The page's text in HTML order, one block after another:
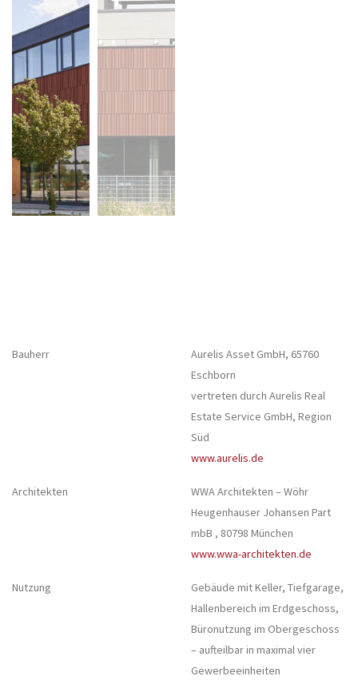
Bauherr
Aurelis Asset GmbH, 65760
Eschborn
vertreten durch Aurelis Real
Estate Service GmbH, Region
Süd
www.aurelis.de
Architekten
WWA Architekten – Wöhr
Heugenhauser Johansen Part
mbB , 80798 München
www.wwa-architekten.de
Nutzung
Gebäude mit Keller, Tiefgarage,
Hallenbereich im Erdgeschoss,
Büronutzung im Obergeschoss
– aufteilbar in maximal vier
Gewerbeeinheiten